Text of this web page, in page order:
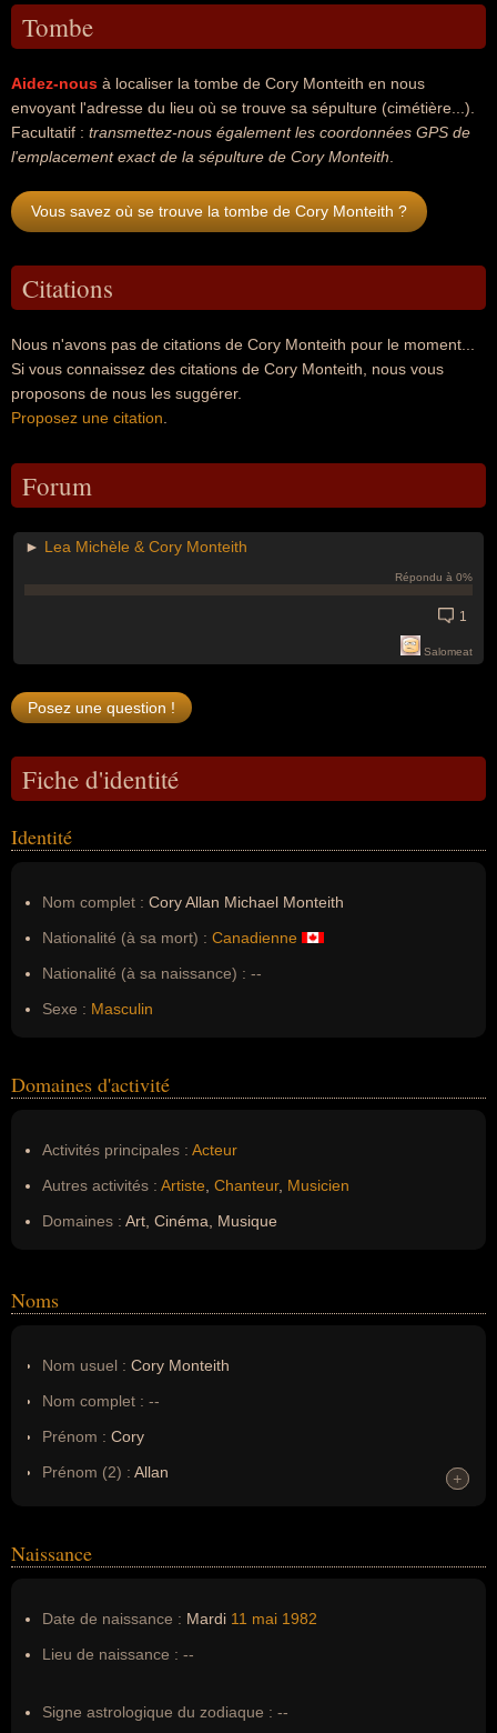
Tombe
Aidez-nous à localiser la tombe de Cory Monteith en nous
envoyant l'adresse du lieu où se trouve sa sépulture (cimétière...).
Facultatif : transmettez-nous également les coordonnées GPS de
l'emplacement exact de la sépulture de Cory Monteith
Vous savez où se trouve la tombe de Cory Monteith ?
Citations
Nous n'avons pas de citations de Cory Monteith pour le moment...
Si vous connaissez des citations de Cory Monteith, nous vous
proposons de nous les suggérer.
Proposez une citation
Forum
► Lea Michèle & Cory Monteith
Répondu à 0%
1
Salomeat
Fiche d'identité
Identité
Nom complet : Cory Allan Michael Monteith
Nationalité (à sa mort) : Canadienne
Nationalité (à sa naissance) : --
Sexe : Masculin
Domaines d'activité
Activités principales : Acteur
Autres activités : Artiste Chanteur, Musicien
Domaines : Art, Cinéma, Musique
Noms
Nom usuel : Cory Monteith
Nom complet : --
Prénom : Cory
Prénom (2) : Allan
Surnom : --
+
+
Naissance
Date de naissance : Mardi 11 mai 1982
Lieu de naissance : --
Signe astrologique du zodiaque : --